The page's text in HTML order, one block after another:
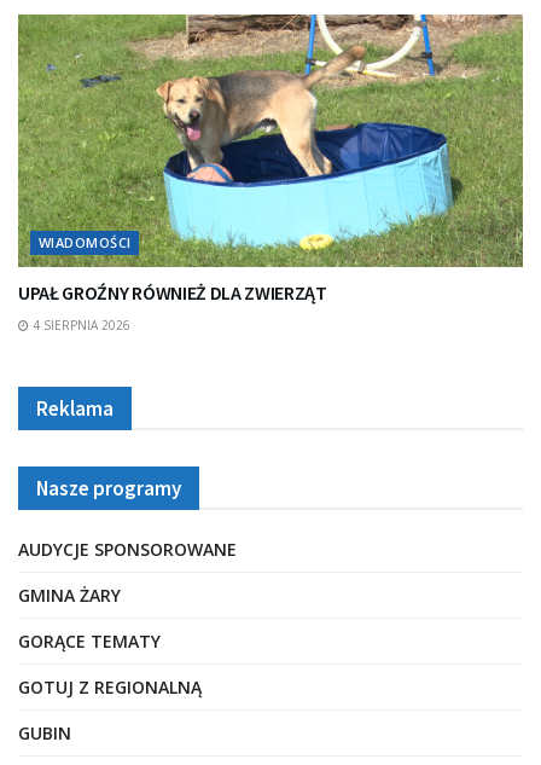
WIADOMOŚCI
UPAŁ GROŹNY RÓWNIEŻ DLA ZWIERZĄT
4 SIERPNIA 2026
Reklama
Nasze programy
AUDYCJE SPONSOROWANE
GMINA ŻARY
GORĄCE TEMATY
GOTUJ Z REGIONALNĄ
GUBIN